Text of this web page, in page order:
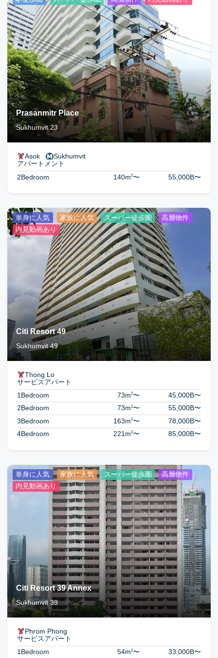
Prasanmitr Place
Sukhumvit 23
Asok Sukhumvit
アパートメント
2Bedroom
140m2〜 55,000B〜
単身に人気 家族に人気 スーパー徒歩圏
高層物件
内見動画あり
Citi Resort 49
Sukhumvit 49
Thong Lo
サービスアパート
1Bedroom
73m2〜 45,000B〜
2Bedroom
73m2〜 55,000B〜
3Bedroom
163m2〜 78,000B〜
4Bedroom
221m2〜 85,000B〜
単身に人気 家族に人気 スーパー徒歩圏
高層物件
内見動画あり
Citi Resort 39 Annex
Sukhumvit 39
Phrom Phong
サービスアパート
1Bedroom
54m2〜 33,000B〜